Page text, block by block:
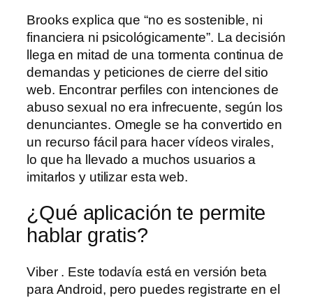
Brooks explica que “no es sostenible, ni
financiera ni psicológicamente”. La decisión
llega en mitad de una tormenta continua de
demandas y peticiones de cierre del sitio
web. Encontrar perfiles con intenciones de
abuso sexual no era infrecuente, según los
denunciantes. Omegle se ha convertido en
un recurso fácil para hacer vídeos virales,
lo que ha llevado a muchos usuarios a
imitarlos y utilizar esta web.
¿Qué aplicación te permite
hablar gratis?
Viber . Este todavía está en versión beta
para Android, pero puedes registrarte en el